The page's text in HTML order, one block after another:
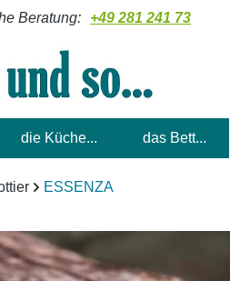
springen
Beratung: +49 281 241 73
die Küche... das Bett...
ESSENZA